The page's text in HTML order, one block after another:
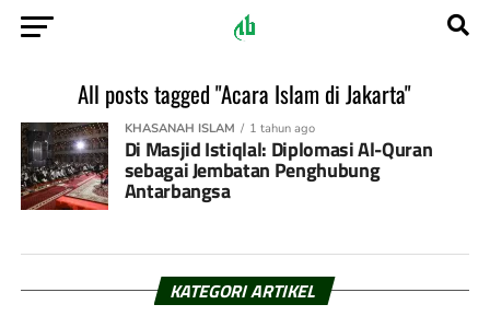
All posts tagged "Acara Islam di Jakarta"
KHASANAH ISLAM 1 tahun ago
Di Masjid Istiqlal: Diplomasi Al-Quran
sebagai Jembatan Penghubung
Antarbangsa
KATEGORI ARTIKEL